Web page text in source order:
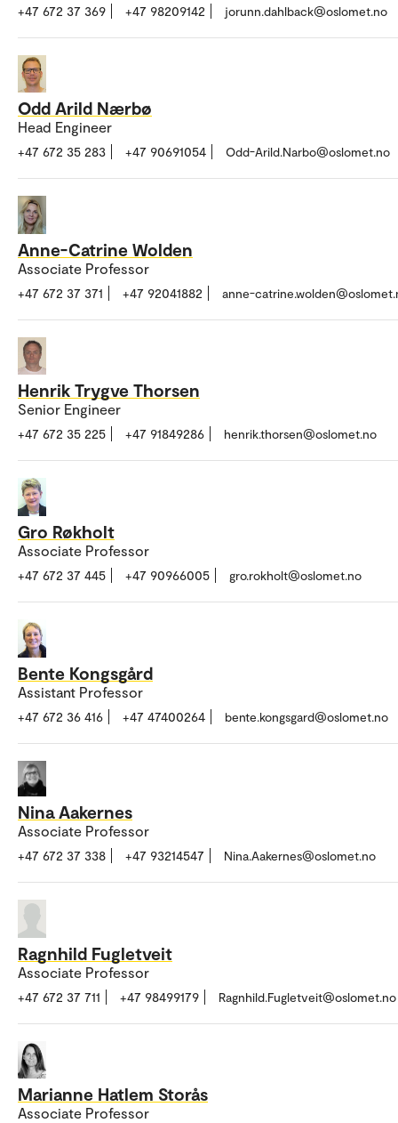
+47 672 37 369 +47 98209142 jorunn.dahlback@oslomet.no
Odd Arild Nærbø
Head Engineer
+47 672 35 283 +47 90691054 Odd-Arild.Narbo@oslomet.no
Anne-Catrine Wolden
Associate Professor
+47 672 37 371 +47 92041882 anne-
Henrik Trygve Thorsen
Senior Engineer
+47 672 35 225 +47 91849286 henrik.thorsen@oslomet.no
Gro Røkholt
Associate Professor
+47 672 37 445 +47 90966005 gro.rokholt@oslomet.no
Bente Kongsgård
Assistant Professor
+47 672 36 416 +47 47400264 bente.kongsgard@oslomet.no
Nina Aakernes
Associate Professor
+47 672 37 338 +47 93214547 Nina.Aakernes@oslomet.no
Ragnhild Fugletveit
Associate Professor
+47 672 37 711 +47 98499179 Ragnhild.Fugletveit@oslomet.no
Marianne Hatlem Storås
Associate Professor